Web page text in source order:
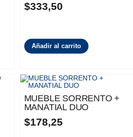
$333,50
Añadir al carrito
MUEBLE SORRENTO +
MANATIAL DUO
$178,25